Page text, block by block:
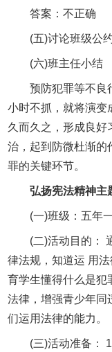
答案：不正确
(五)讨论班级公
(六)班主任小结
预防犯罪等不良
小时不抓，就将演变
久而久之，形成良好
治，起到防微杜渐的
罪的关键环节。
弘扬宪法精神主
(一)班级：五年
(二)活动目的：
律法规，知道运 用
育学生懂得什么是犯
法律，增强青少年同
们运用法律的能力。
(三)活动准备：